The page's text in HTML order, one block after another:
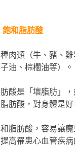
和脂肪酸
肉類（牛、豬、
油、棕櫚油等）。
酸是「壞脂肪」
肪酸，對身體是好
脂肪酸，容易讓
高罹患心血管疾病